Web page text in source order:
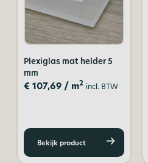
Plexiglas mat helder 5
mm
€ 107,69/ m2 incl. BTW
Bekijk product